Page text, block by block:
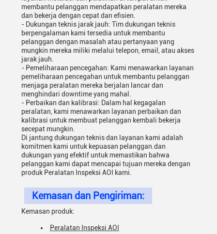
membantu pelanggan mendapatkan peralatan mereka
dan bekerja dengan cepat dan efisien.
- Dukungan teknis jarak jauh: Tim dukungan teknis
berpengalaman kami tersedia untuk membantu
pelanggan dengan masalah atau pertanyaan yang
mungkin mereka miliki melalui telepon, email, atau akses
jarak jauh.
- Pemeliharaan pencegahan: Kami menawarkan layanan
pemeliharaan pencegahan untuk membantu pelanggan
menjaga peralatan mereka berjalan lancar dan
menghindari downtime yang mahal.
- Perbaikan dan kalibrasi: Dalam hal kegagalan
peralatan, kami menawarkan layanan perbaikan dan
kalibrasi untuk membuat pelanggan kembali bekerja
secepat mungkin.
Di jantung dukungan teknis dan layanan kami adalah
komitmen kami untuk kepuasan pelanggan.dan
dukungan yang efektif untuk memastikan bahwa
pelanggan kami dapat mencapai tujuan mereka dengan
produk Peralatan Inspeksi AOI kami.
Kemasan dan Pengiriman:
Kemasan produk:
Peralatan Inspeksi AOI